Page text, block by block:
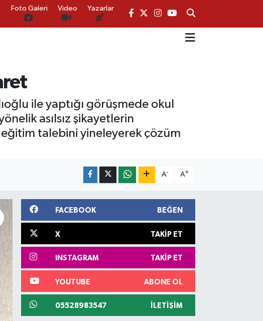
Foto Galeri Video Yazarlar
ile yaptığı görüşmede okul
asılsız şikayetlerin
talebini yineleyerek çözüm
A- A+
FACEBOOK BEĞEN
X TAKIP ET
INSTAGRAM TAKIP ET
YOUTUBE ABONE OL
05528983547 İLETIŞIM